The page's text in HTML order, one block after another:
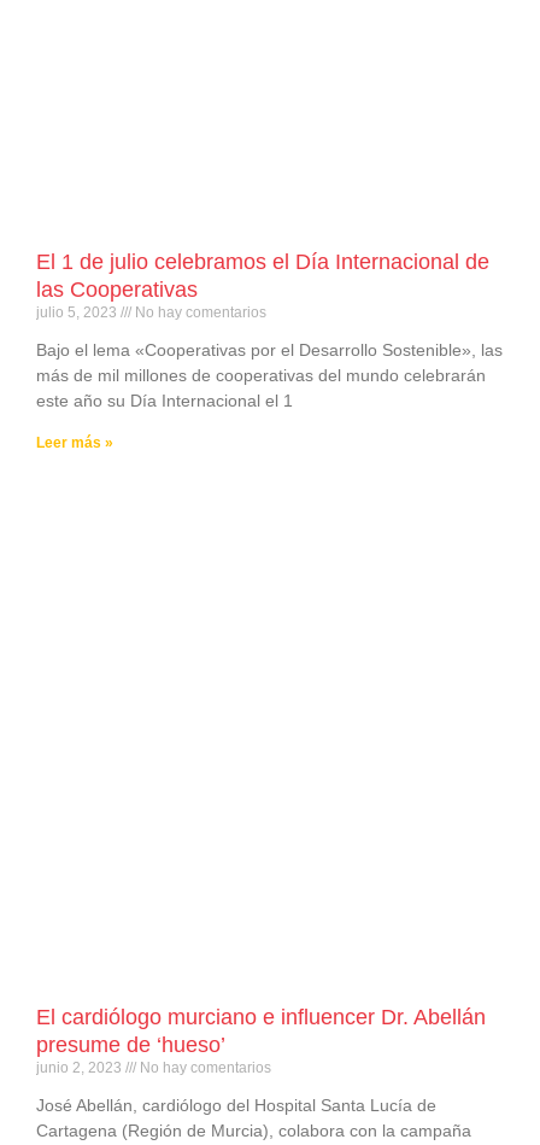
El 1 de julio celebramos el Día Internacional de
las Cooperativas
julio 5, 2023 No hay comentarios
Bajo el lema «Cooperativas por el Desarrollo Sostenible», las
más de mil millones de cooperativas del mundo celebrarán
este año su Día Internacional el 1
Leer más »
El cardiólogo murciano e influencer Dr. Abellán
presume de ‘hueso’
junio 2, 2023 No hay comentarios
José Abellán, cardiólogo del Hospital Santa Lucía de
Cartagena (Región de Murcia), colabora con la campaña